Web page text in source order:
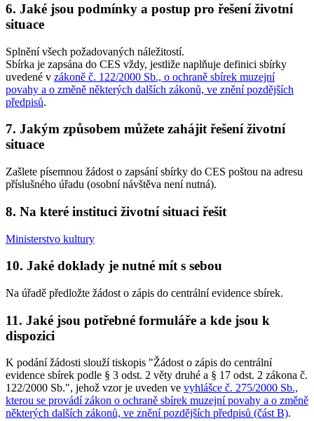
6. Jaké jsou podmínky a postup pro řešení životní
situace
Splnění všech požadovaných náležitostí.
Sbírka je zapsána do CES vždy, jestliže naplňuje definici sbírky
uvedené v zákoně č. 122/2000 Sb., o ochraně sbírek muzejní
povahy a o změně některých dalších zákonů, ve znění pozdějších
předpisů.
7. Jakým způsobem můžete zahájit řešení životní
situace
Zašlete písemnou žádost o zapsání sbírky do CES poštou na adresu
příslušného úřadu (osobní návštěva není nutná).
8. Na které instituci životní situaci řešit
Ministerstvo kultury
10. Jaké doklady je nutné mít s sebou
Na úřadě předložte žádost o zápis do centrální evidence sbírek.
11. Jaké jsou potřebné formuláře a kde jsou k
dispozici
K podání žádosti slouží tiskopis "Žádost o zápis do centrální
evidence sbírek podle § 3 odst. 2 věty druhé a § 17 odst. 2 zákona č.
122/2000 Sb.", jehož vzor je uveden ve vyhlášce č. 275/2000 Sb.,
kterou se provádí zákon o ochraně sbírek muzejní povahy a o změně
některých dalších zákonů, ve znění pozdějších předpisů (část B).